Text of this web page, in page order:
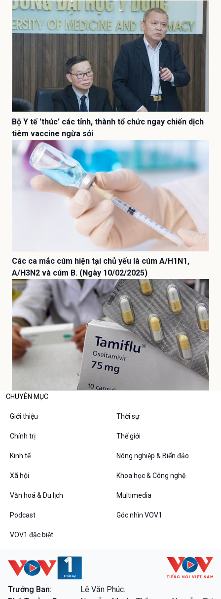
Bộ Y tế 'thúc' các tỉnh, thành tổ chức ngay chiến dịch
tiêm vaccine ngừa sởi
Các ca mắc cúm hiện tại chủ yếu là cúm A/H1N1,
A/H3N2 và cúm B. (Ngày 10/02/2025)
CHUYÊN MỤC
Giới thiệu Thời sự
Chính trị Thế giới
Kinh tế Nông nghiệp & Biển đảo
Xã hội Khoa học & Công nghệ
Văn hoá & Du lịch Multimedia
Podcast Góc nhìn VOV1
VOV1 đặc biệt
Trưởng Ban:
Lê Văn Phúc.